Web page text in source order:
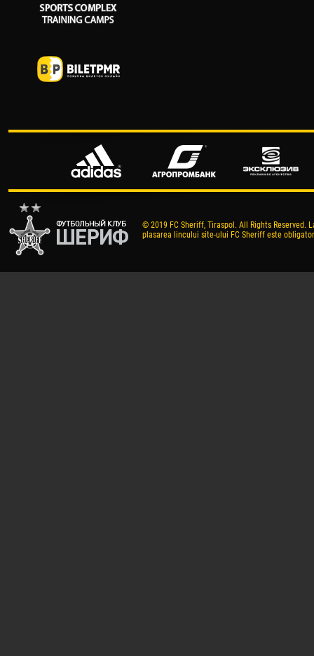
© 2019 FC Sheriff, Tiraspol. All Rights
plasarea lincului site-ului FC Sheriff este